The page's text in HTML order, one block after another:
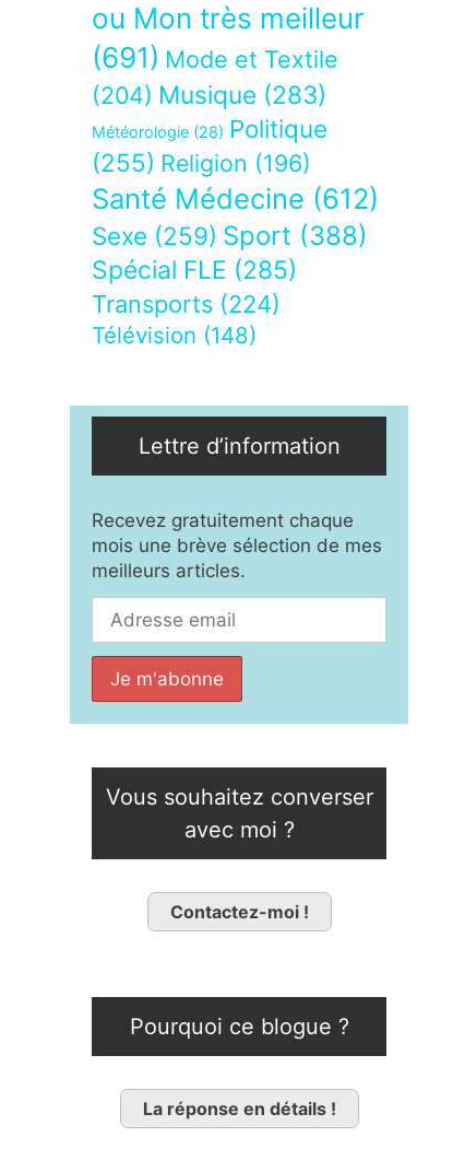
ou Mon très meilleur
(691) Mode et Textile
(204) Musique (283)
Météorologie (28) Politique
(255) Religion (196)
Santé Médecine (612)
Sexe (259) Sport (388)
Spécial FLE (285)
Transports (224)
Télévision (148)
Lettre d’information
Recevez gratuitement chaque
mois une brève sélection de mes
meilleurs articles.
Vous souhaitez converser
avec moi ?
Contactez-moi !
Pourquoi ce blogue ?
La réponse en détails !